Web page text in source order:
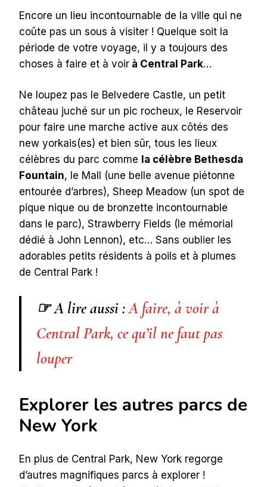
Encore un lieu incontournable de la ville qui ne
coûte pas un sous à visiter ! Quelque soit la
période de votre voyage, il y a toujours des
choses à faire et à voir à Central Park…
Ne loupez pas le Belvedere Castle, un petit
château juché sur un pic rocheux, le Reservoir
pour faire une marche active aux côtés des
new yorkais(es) et bien sûr, tous les lieux
célèbres du parc comme la célèbre Bethesda
Fountain, le Mall (une belle avenue piétonne
entourée d’arbres), Sheep Meadow (un spot de
pique nique ou de bronzette incontournable
dans le parc), Strawberry Fields (le mémorial
dédié à John Lennon), etc… Sans oublier les
adorables petits résidents à poils et à plumes
de Central Park !
☞ A lire aussi :A faire, à voir à
Central Park, ce qu’il ne faut pas
louper
Explorer les autres parcs de
New York
En plus de Central Park, New York regorge
d’autres magnifiques parcs à explorer !